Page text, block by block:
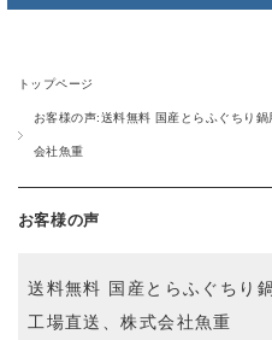
トップページ
お客様の声:送料無料 国産とらふぐちり
会社魚重
お客様の声
送料無料 国産とらふぐちり
工場直送、株式会社魚重